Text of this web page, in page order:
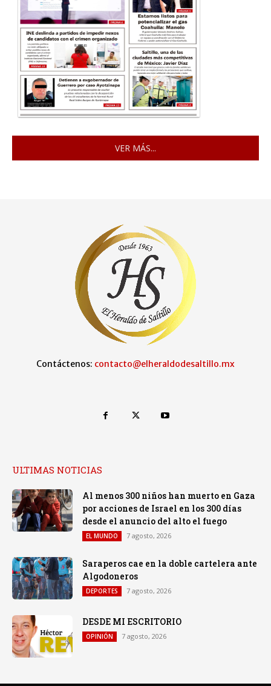
VER MÁS...
Contáctenos: contacto@elheraldodesaltillo.mx
ULTIMAS NOTICIAS
Al menos 300 niños han muerto en Gaza
por acciones de Israel en los 300 días
desde el anuncio del alto el fuego
EL MUNDO 7 agosto, 2026
Saraperos cae en la doble cartelera ante
Algodoneros
DEPORTES 7 agosto, 2026
DESDE MI ESCRITORIO
OPINIÓN 7 agosto, 2026